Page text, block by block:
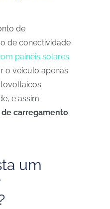
de
de conectividade
painéis solares.
o veículo apenas
e assim
carregamento.
um